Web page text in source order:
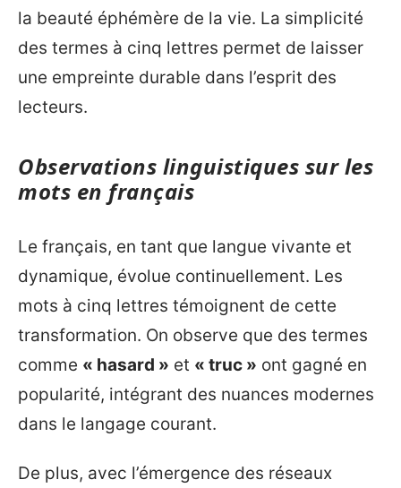
la beauté éphémère de la vie. La simplicité
des termes à cinq lettres permet de laisser
une empreinte durable dans l’esprit des
lecteurs.
Observations linguistiques sur les
mots en français
Le français, en tant que langue vivante et
dynamique, évolue continuellement. Les
mots à cinq lettres témoignent de cette
transformation. On observe que des termes
comme « hasard » et « truc » ont gagné en
popularité, intégrant des nuances modernes
dans le langage courant.
De plus, avec l’émergence des réseaux